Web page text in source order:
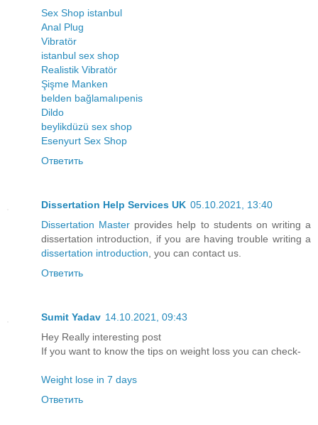
Sex Shop istanbul
Anal Plug
Vibratör
istanbul sex shop
Realistik Vibratör
Şişme Manken
belden bağlamalıpenis
Dildo
beylikdüzü sex shop
Esenyurt Sex Shop
Ответить
Dissertation Help Services UK 05.10.2021, 13:40
Dissertation Master provides help to students on writing a
dissertation introduction, if you are having trouble writing a
dissertation introduction , you can contact us.
Ответить
Sumit Yadav 14.10.2021, 09:43
Hey Really interesting post
If you want to know the tips on weight loss you can check-
Weight lose in 7 days
Ответить